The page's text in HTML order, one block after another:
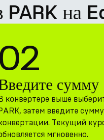
PARK на
02
сумму
конвертере выше
затем введите
Текущий
мгновенно.